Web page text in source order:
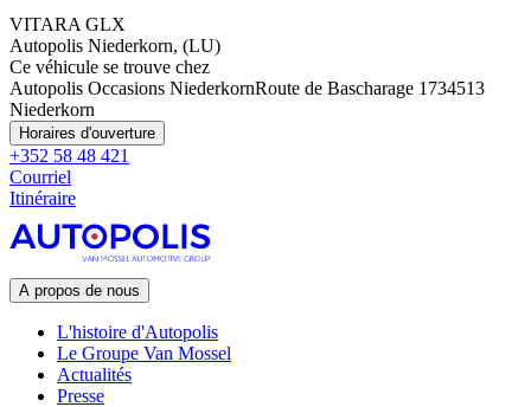
VITARA GLX
Autopolis Niederkorn, (LU)
Ce véhicule se trouve chez
Autopolis Occasions NiederkornRoute de Bascharage 1734513
Niederkorn
Horaires d'ouverture
+352 58 48 421
Courriel
Itinéraire
A propos de nous
L'histoire d'Autopolis
Le Groupe Van Mossel
Actualités
Presse